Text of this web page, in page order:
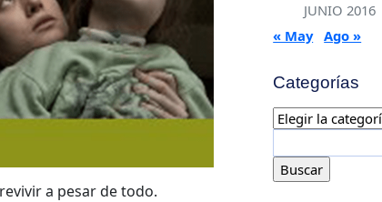
a pesar de todo.
JUNIO 2016
« May Ago »
Categorías
Categorías